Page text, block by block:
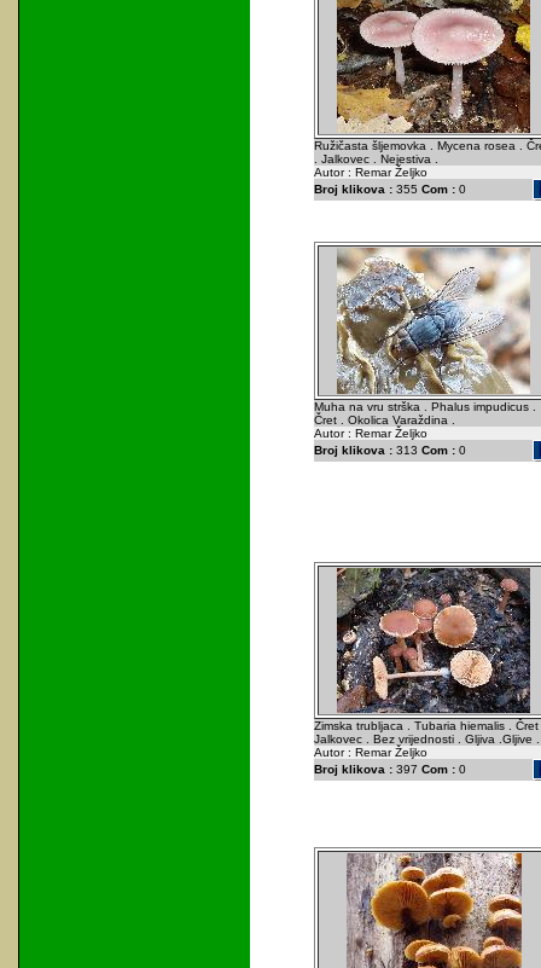
Ružičasta šljemovka . Mycena rosea .
. Jalkovec . Nejestiva .
Autor : Remar Željko
Broj klikova :355 Com :0
Muha na vru strška . Phalus impudicus .
Čret . Okolica Varaždina .
Autor : Remar Željko
Broj klikova :313 Com :0
Zimska trubljaca . Tubaria hiemalis . Čret
Jalkovec . Bez vrijednosti . Gljiva .Gljive .
Autor : Remar Željko
Broj klikova :397 Com :0